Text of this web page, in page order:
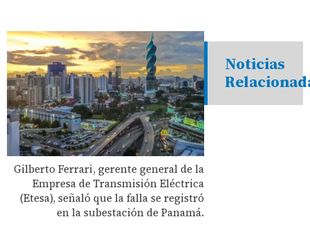
Gilberto Ferrari, gerente general de la
Empresa de Transmisión Eléctrica
(Etesa), señaló que la falla se registró
en la subestación de Panamá.
Noticias